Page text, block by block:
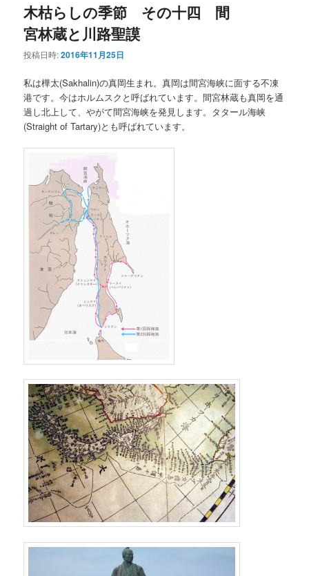
木枯らしの季節 その十四 間
宮林蔵と川路聖謨
投稿日時:2016年11月25日
私は樺太(Sakhalin)の真岡生まれ。真岡は間宮海峡に面する不凍
港です。今はホルムスクと呼ばれています。間宮林蔵も真岡を通
過し北上して、やがて間宮海峡を発見します。タタール海峡
(Straight of Tartary)とも呼ばれています。